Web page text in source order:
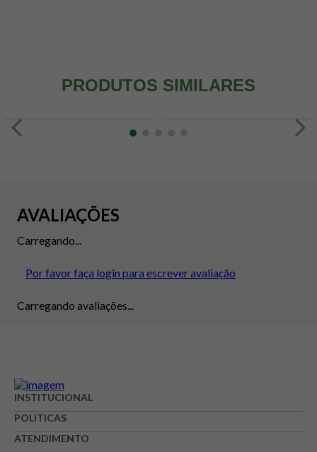
PRODUTOS SIMILARES
AVALIAÇÕES
Carregando...
Por favor faça login para escrever avaliação
Carregando avaliações...
INSTITUCIONAL
POLITICAS
ATENDIMENTO